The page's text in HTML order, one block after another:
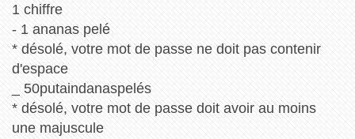
1 chiffre
- 1 ananas pelé
* désolé, votre mot de passe ne doit pas contenir
d'espace
_ 50putaindanaspelés
* désolé, votre mot de passe doit avoir au moins
une majuscule